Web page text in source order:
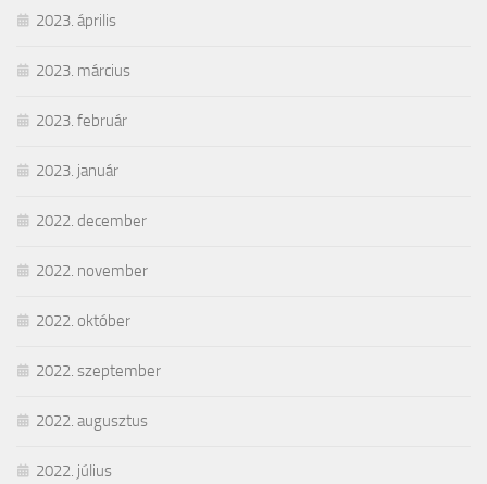
2023. április
2023. március
2023. február
2023. január
2022. december
2022. november
2022. október
2022. szeptember
2022. augusztus
2022. július